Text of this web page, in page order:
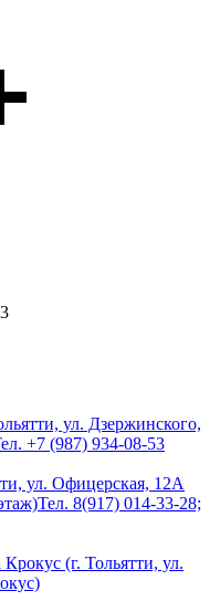
ул. Дзержинского,
+7 (987) 934-08-53
ул. Офицерская, 12А
Тел. 8(917) 014-33-28;
(г. Тольятти, ул.